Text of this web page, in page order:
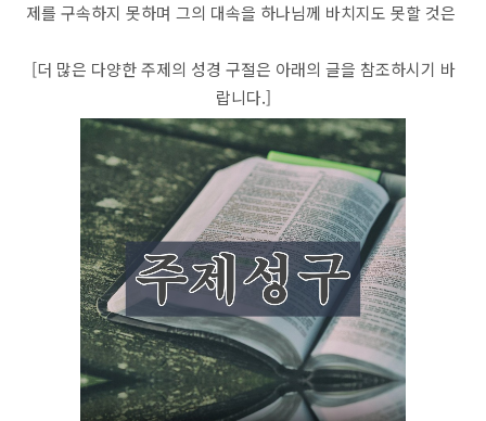
제를 구속하지 못하며 그의 대속을 하나님께 바치지도 못할 것은
[더 많은 다양한 주제의 성경 구절은 아래의 글을 참조하시기 바
랍니다.]